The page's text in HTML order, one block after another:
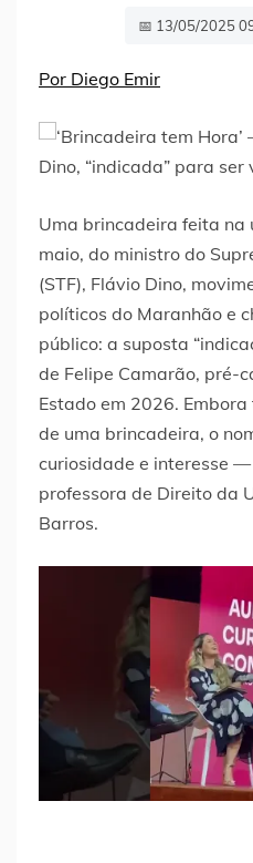
📅 13/05/2025
Por Diego Emir
Uma brincadeira feita
maio, do ministro do
(STF), Flávio Dino,
políticos do Maranhão e
público: a suposta
de Felipe Camarão, pré-
Estado em 2026.
de uma brincadeira, o
curiosidade e interesse
professora de Direito da
Barros.